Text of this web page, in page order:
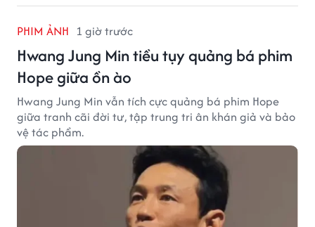
PHIM ẢNH 1 giờ trước
Hwang Jung Min tiều tụy quảng bá phim
Hope giữa ồn ào
Hwang Jung Min vẫn tích cực quảng bá phim Hope
giữa tranh cãi đời tư, tập trung tri ân khán giả và bảo
vệ tác phẩm.